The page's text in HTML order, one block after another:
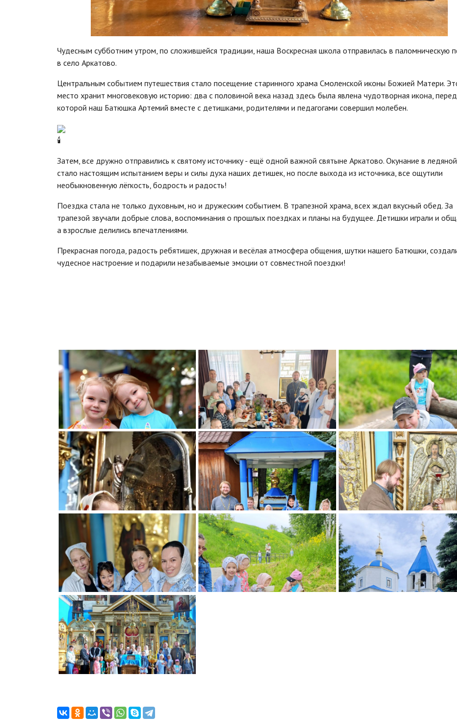
Чудесным субботним утром, по сложившейся традиции, наша Воскресная школа отправилась в паломническую
в село Аркатово.
Центральным событием путешествия стало посещение старинного храма Смоленской иконы Божией Матери.
место хранит многовековую историю: два с половиной века назад здесь была явлена чудотворная икона, перед
которой наш Батюшка Артемий вместе с детишками, родителями и педагогами совершил молебен.
🕯️
Затем, все дружно отправились к святому источнику - ещё одной важной святыне Аркатово. Окунание в
стало настоящим испытанием веры и силы духа наших детишек, но после выхода из источника, все ощутили
необыкновенную лёгкость, бодрость и радость!
Поездка стала не только духовным, но и дружеским событием. В трапезной храма, всех ждал вкусный обед. За
трапезой звучали добрые слова, воспоминания о прошлых поездках и планы на будущее. Детишки играли и
а взрослые делились впечатлениями.
Прекрасная погода, радость ребятишек, дружная и весёлая атмосфера общения, шутки нашего Батюшки,
чудесное настроение и подарили незабываемые эмоции от совместной поездки!